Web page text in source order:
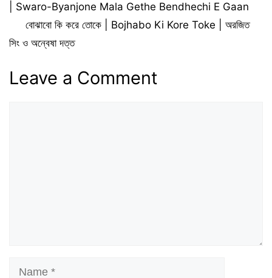
| Swaro-Byanjone Mala Gethe Bendhechi E Gaan
বোঝাবো কি করে তোকে | Bojhabo Ki Kore Toke | অরজিত
সিং ও অন্বেষা দত্ত
Leave a Comment
Name